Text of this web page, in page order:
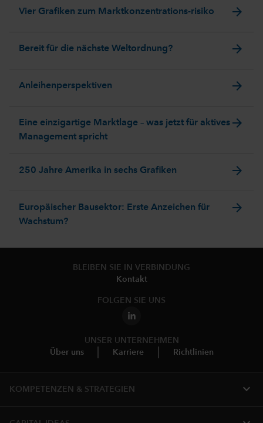
Vier Grafiken zum Marktkonzentrations-risiko arrow_forward
Bereit für die nächste Weltordnung? arrow_forward
Anleihenperspektiven arrow_forward
Eine einzigartige Marktlage – was jetzt für aktives
Management spricht
arrow_forward
250 Jahre Amerika in sechs Grafiken arrow_forward
Europäischer Bausektor: Erste Anzeichen für
Wachstum?
arrow_forward
BLEIBEN SIE IN VERBINDUNG
Kontakt
FOLGEN SIE UNS
UNSER UNTERNEHMEN
Über uns
Karriere Richtlinien
KOMPETENZEN & STRATEGIEN expand_more